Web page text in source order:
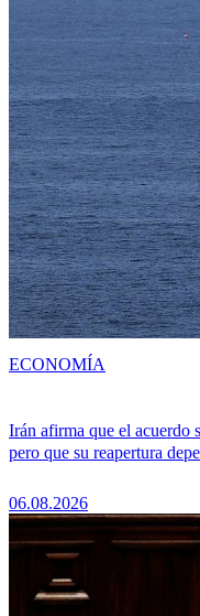
Irán afirma que el acuerdo
pero que su reapertura
06.08.2026
ECONOMÍA